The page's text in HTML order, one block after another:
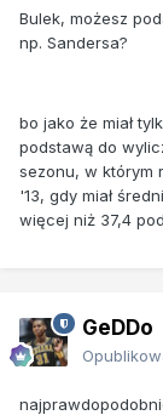
Bulek, możesz
np. Sandersa?
bo jako że miał
podstawą do
sezonu, w którym
'13, gdy miał
więcej niż 37,4
GeDDo